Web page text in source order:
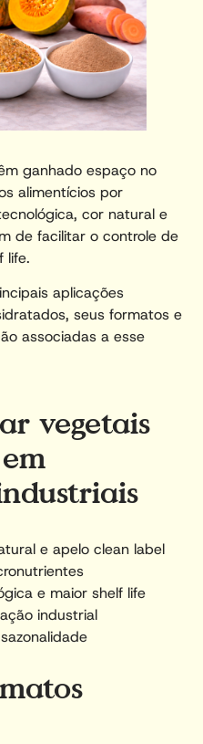
ganhado espaço no
alimentícios por
cor natural e
de facilitar o controle de
life.
aplicações
seus formatos e
associadas a esse
vegetais
e apelo clean label
e maior shelf life
industrial